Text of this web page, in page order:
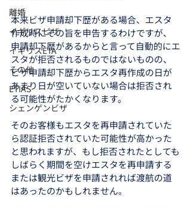
離婚
イギリスビザ
イギリスETA
その他
ETIAS
シェンゲンビザ
本来ビザ申請却下歴がある場合、エスタ
作成時にその旨を申告するわけですが、
申請却下歴があるからと言って自動的にエ
スタが拒否されるものではないものの、
ビザ申請却下歴からエスタ再作成の日が
あまり日が空いていない場合は拒否され
る可能性がたかくなります。
そのお客様もエスタを再申請されていた
ら認証拒否されていた可能性が高かった
と思われますが、もし拒否されたとしても
しばらく期間を空けエスタを再申請する
または観光ビザを申請されれば渡航の道
はあったのかもしれません。